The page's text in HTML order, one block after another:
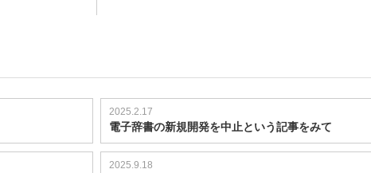
2025.2.17
電子辞書の新規開発を中止という記事をみて
2025.9.18